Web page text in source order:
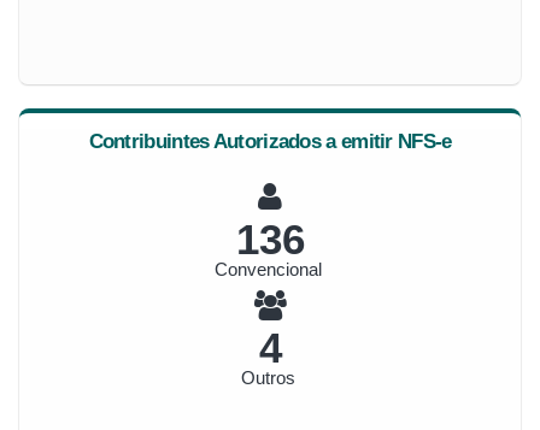
Contribuintes Autorizados a emitir NFS-e
146
Convencional
4
Outros